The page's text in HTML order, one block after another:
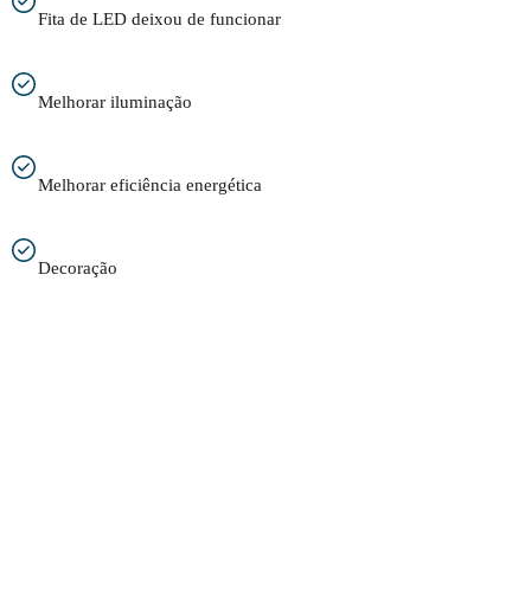
Fita de LED deixou de funcionar
Melhorar iluminação
Melhorar eficiência energética
Decoração